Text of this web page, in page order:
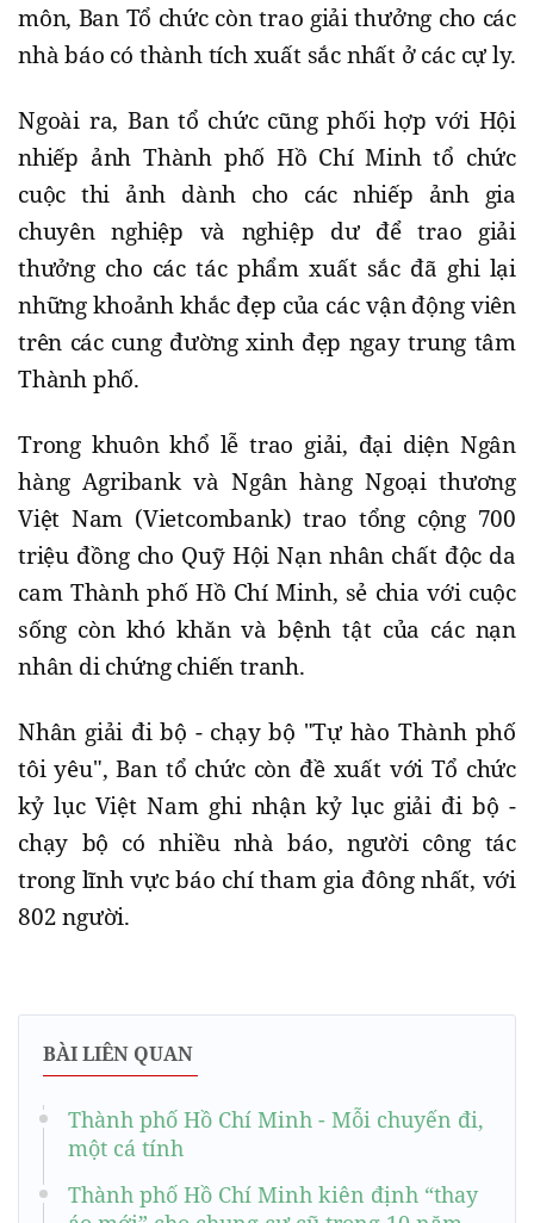
môn, Ban Tổ chức còn trao giải thưởng cho các
nhà báo có thành tích xuất sắc nhất ở các cự ly.
Ngoài ra, Ban tổ chức cũng phối hợp với Hội
nhiếp ảnh Thành phố Hồ Chí Minh tổ chức
cuộc thi ảnh dành cho các nhiếp ảnh gia
chuyên nghiệp và nghiệp dư để trao giải
thưởng cho các tác phẩm xuất sắc đã ghi lại
những khoảnh khắc đẹp của các vận động viên
trên các cung đường xinh đẹp ngay trung tâm
Thành phố.
Trong khuôn khổ lễ trao giải, đại diện Ngân
hàng Agribank và Ngân hàng Ngoại thương
Việt Nam (Vietcombank) trao tổng cộng 700
triệu đồng cho Quỹ Hội Nạn nhân chất độc da
cam Thành phố Hồ Chí Minh, sẻ chia với cuộc
sống còn khó khăn và bệnh tật của các nạn
nhân di chứng chiến tranh.
Nhân giải đi bộ - chạy bộ "Tự hào Thành phố
tôi yêu", Ban tổ chức còn đề xuất với Tổ chức
kỷ lục Việt Nam ghi nhận kỷ lục giải đi bộ -
chạy bộ có nhiều nhà báo, người công tác
trong lĩnh vực báo chí tham gia đông nhất, với
802 người.
BÀI LIÊN QUAN
Thành phố Hồ Chí Minh - Mỗi chuyến đi,
một cá tính
Thành phố Hồ Chí Minh kiên định “thay